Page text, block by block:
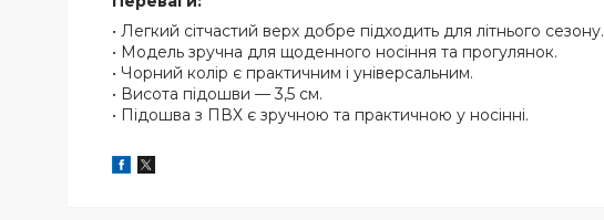
• Легкий сітчастий верх добре підходить для літнього сезону.
• Модель зручна для щоденного носіння та прогулянок.
• Чорний колір є практичним і універсальним.
• Висота підошви — 3,5 см.
• Підошва з ПВХ є зручною та практичною у носінні.